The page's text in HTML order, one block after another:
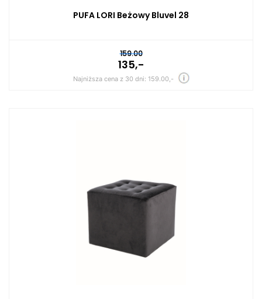
PUFA LORI Beżowy Bluvel 28
159.00
135,-
Najniższa cena z 30 dni: 159.00,-